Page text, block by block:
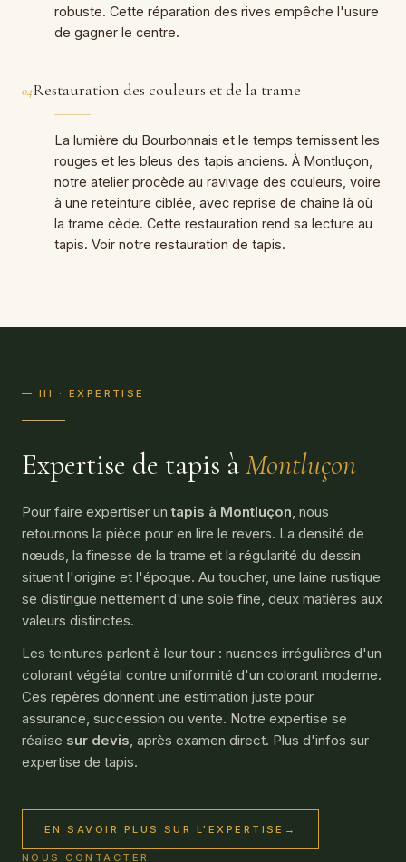
robuste. Cette réparation des rives empêche l'usure
de gagner le centre.
04Restauration des couleurs et de la trame
La lumière du Bourbonnais et le temps ternissent les
rouges et les bleus des tapis anciens. À Montluçon,
notre atelier procède au ravivage des couleurs, voire
à une reteinture ciblée, avec reprise de chaîne là où
la trame cède. Cette restauration rend sa lecture au
tapis. Voir notre restauration de tapis.
— III · EXPERTISE
Expertise de tapis àMontluçon
Pour faire expertiser untapis à Montluçon, nous
retournons la pièce pour en lire le revers. La densité de
nœuds, la finesse de la trame et la régularité du dessin
situent l'origine et l'époque. Au toucher, une laine rustique
se distingue nettement d'une soie fine, deux matières aux
valeurs distinctes.
Les teintures parlent à leur tour : nuances irrégulières d'un
colorant végétal contre uniformité d'un colorant moderne.
Ces repères donnent une estimation juste pour
assurance, succession ou vente. Notre expertise se
réalise sur devis, après examen direct. Plus d'infos sur
expertise de tapis.
EN SAVOIR PLUS SUR L'EXPERTISE →
NOUS CONTACTER